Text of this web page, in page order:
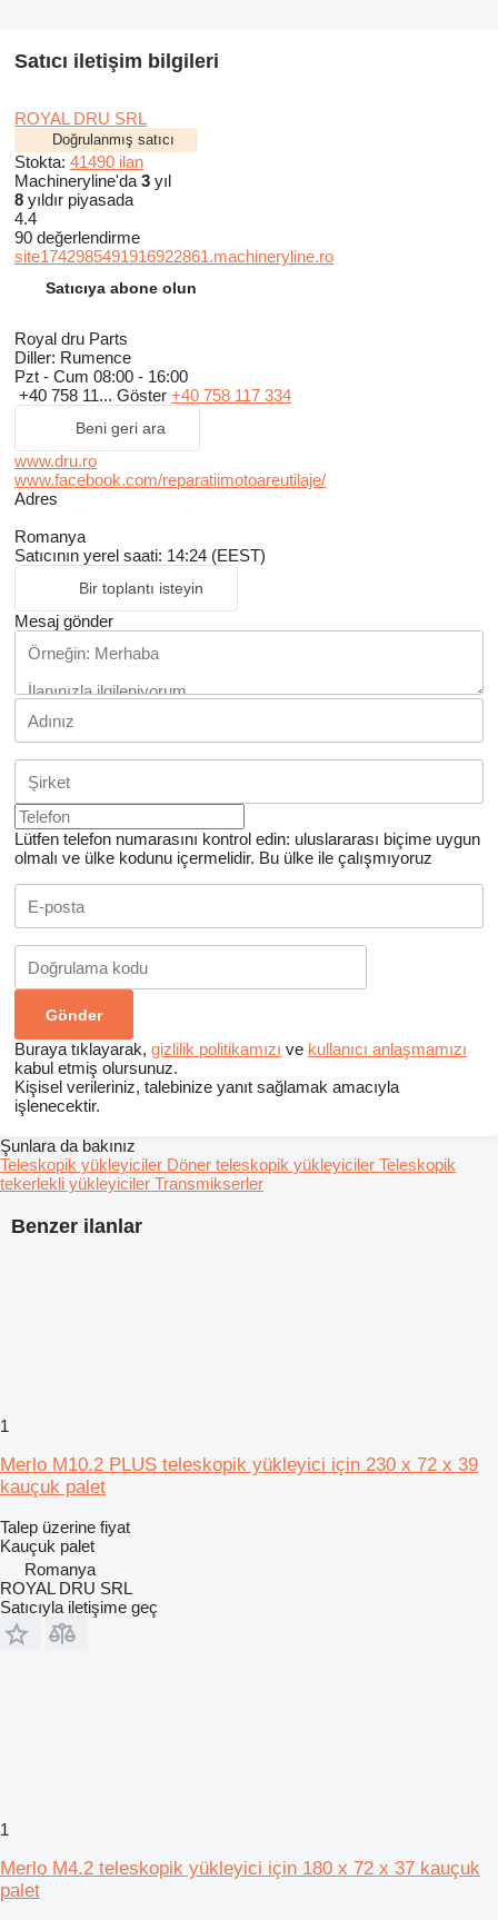
Satıcı iletişim bilgileri
ROYAL DRU SRL
Doğrulanmış satıcı
Stokta: 41490 ilan
Machineryline'da 3 yıl
8 yıldır piyasada
4.4
90 değerlendirme
site1742985491916922861.machineryline.ro
Satıcıya abone olun
Royal dru Parts
Diller: Rumence
Pzt - Cum 08:00 - 16:00
+40 758 11... Göster +40 758 117 334
Beni geri ara
www.dru.ro
www.facebook.com/reparatiimotoareutilaje/
Adres
Romanya
Satıcının yerel saati: 14:24 (EEST)
Bir toplantı isteyin
Mesaj gönder
Lütfen telefon numarasını kontrol edin: uluslararası biçime uygun
olmalı ve ülke kodunu içermelidir. Bu ülke ile çalışmıyoruz
Buraya tıklayarak, gizlilik politikamızı ve kullanıcı anlaşmamızı
kabul etmiş olursunuz.
Kişisel verileriniz, talebinize yanıt sağlamak amacıyla
işlenecektir.
Benzer ilanlar
1
Merlo M10.2 PLUS teleskopik yükleyici için 230 x 72 x 39
kauçuk palet
Talep üzerine fiyat
Kauçuk palet
Romanya
ROYAL DRU SRL
Satıcıyla iletişime geç
1
Merlo M4.2 teleskopik yükleyici için 180 x 72 x 37 kauçuk
palet
Şunlara da bakınız
Teleskopik yükleyiciler Döner teleskopik yükleyiciler Teleskopik
tekerlekli yükleyiciler Transmikserler